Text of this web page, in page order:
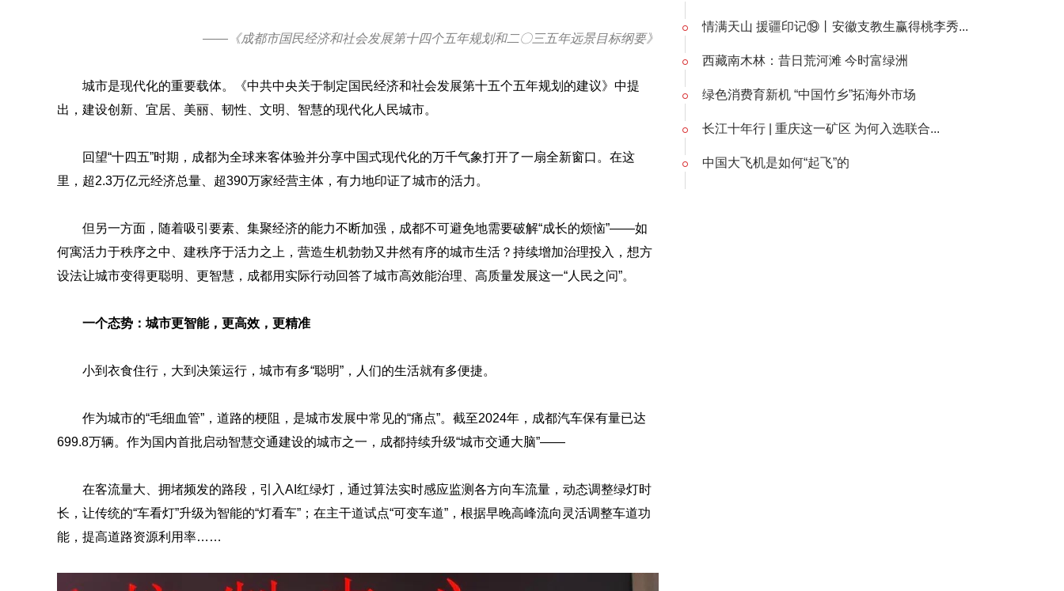
——《成都市国民经济和社会发展第十四个五年规划和二〇三五年远景目标纲要》
城市是现代化的重要载体。《中共中央关于制定国民经济和社会发展第十五个五年规划的建议》中提
出，建设创新、宜居、美丽、韧性、文明、智慧的现代化人民城市。
回望“十四五”时期，成都为全球来客体验并分享中国式现代化的万千气象打开了一扇全新窗口。在这
里，超2.3万亿元经济总量、超390万家经营主体，有力地印证了城市的活力。
但另一方面，随着吸引要素、集聚经济的能力不断加强，成都不可避免地需要破解“成长的烦恼”——如
何寓活力于秩序之中、建秩序于活力之上，营造生机勃勃又井然有序的城市生活？持续增加治理投入，想方
设法让城市变得更聪明、更智慧，成都用实际行动回答了城市高效能治理、高质量发展这一“人民之问”。
一个态势：城市更智能，更高效，更精准
小到衣食住行，大到决策运行，城市有多“聪明”，人们的生活就有多便捷。
作为城市的“毛细血管”，道路的梗阻，是城市发展中常见的“痛点”。截至2024年，成都汽车保有量已达
699.8万辆。作为国内首批启动智慧交通建设的城市之一，成都持续升级“城市交通大脑”——
在客流量大、拥堵频发的路段，引入AI红绿灯，通过算法实时感应监测各方向车流量，动态调整绿灯时
长，让传统的“车看灯”升级为智能的“灯看车”；在主干道试点“可变车道”，根据早晚高峰流向灵活调整车道功
能，提高道路资源利用率……
情满天山 援疆印记⑲丨安徽支教生赢得桃李秀...
西藏南木林：昔日荒河滩 今时富绿洲
绿色消费育新机 “中国竹乡”拓海外市场
长江十年行 | 重庆这一矿区 为何入选联合...
中国大飞机是如何“起飞”的